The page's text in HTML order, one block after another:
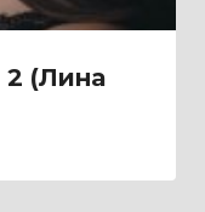
2 (Лина